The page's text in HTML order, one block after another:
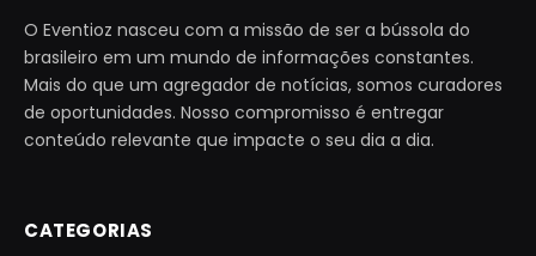
O Eventioz nasceu com a missão de ser a bússola do
brasileiro em um mundo de informações constantes.
Mais do que um agregador de notícias, somos curadores
de oportunidades. Nosso compromisso é entregar
conteúdo relevante que impacte o seu dia a dia.
CATEGORIAS